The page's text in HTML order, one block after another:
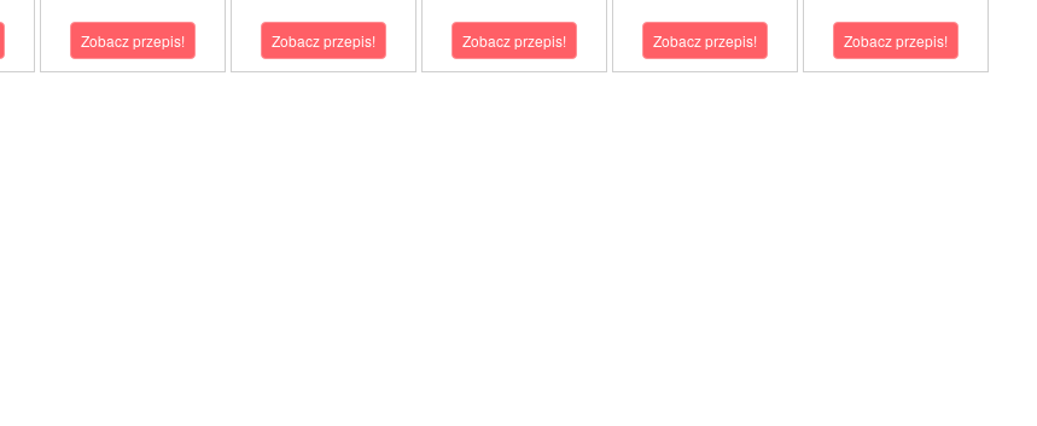
Zobacz przepis! Zobacz przepis! Zobacz przepis! Zobacz przepis! Zobacz przepis!